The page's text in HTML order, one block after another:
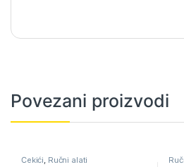
Povezani proizvodi
Čekići, Ručni alati